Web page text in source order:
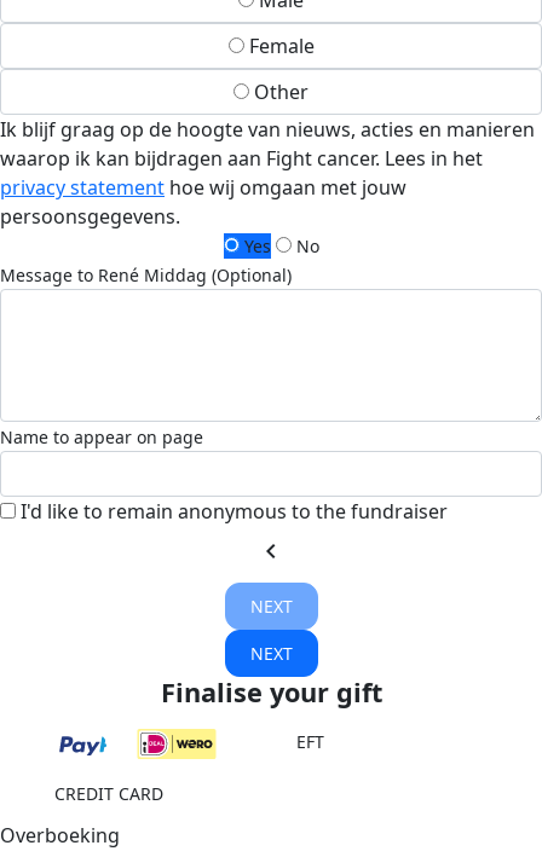
Female
Other
Ik blijf graag op de hoogte van nieuws, acties en manieren
waarop ik kan bijdragen aan Fight cancer. Lees in het
privacy statement hoe wij omgaan met jouw
persoonsgegevens.
Yes
No
Message to René Middag (Optional)
Name to appear on page
I'd like to remain anonymous to the fundraiser
chevron_left
NEXT
NEXT
Finalise your gift
EFT
CREDIT CARD
Overboeking